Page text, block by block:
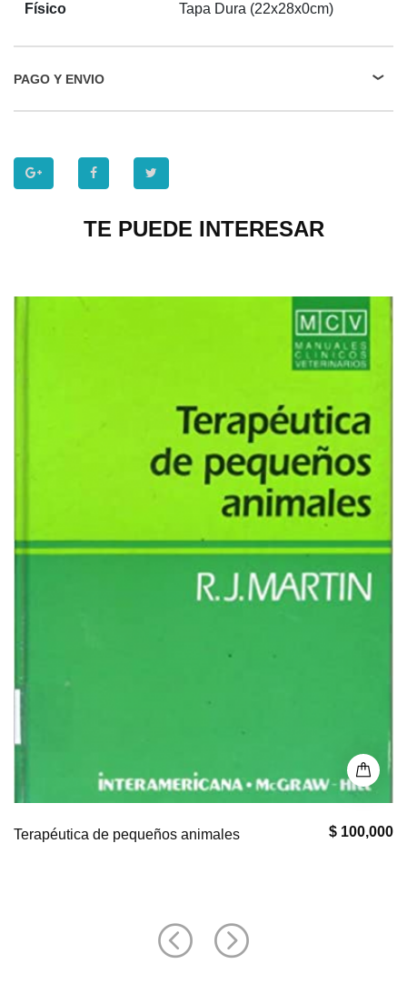
Físico Tapa Dura (22x28x0cm)
PAGO Y ENVIO
TE PUEDE INTERESAR
$ 100,000
Terapéutica de pequeños animales